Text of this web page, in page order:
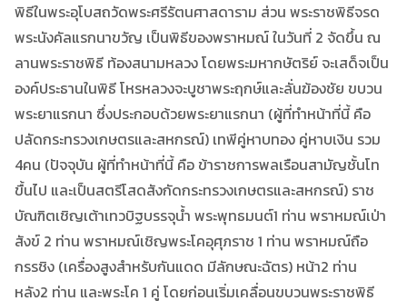
พิธีในพระอุโบสถวัดพระศรีรัตนศาสดาราม ส่วน พระราชพิธีจรด
พระนังคัลแรกนาขวัญ เป็นพิธีของพราหมณ์ ในวันที่ 2 จัดขึ้น ณ
ลานพระราชพิธี ท้องสนามหลวง โดยพระมหากษัตริย์ จะเสด็จเป็น
องค์ประธานในพิธี โหรหลวงจะบูชาพระฤกษ์และลั่นฆ้องชัย ขบวน
พระยาแรกนา ซึ่งประกอบด้วยพระยาแรกนา (ผู้ที่ทำหน้าที่นี้ คือ
ปลัดกระทรวงเกษตรและสหกรณ์) เทพีคู่หาบทอง คู่หาบเงิน รวม
4คน (ปัจจุบัน ผู้ที่ทำหน้าที่นี้ คือ ข้าราชการพลเรือนสามัญชั้นโท
ขื้นไป และเป็นสตรีโสดสังกัดกระทรวงเกษตรและสหกรณ์) ราช
บัณฑิตเชิญเต้าเทวบิฐบรรจุน้ำ พระพุทธมนต์1 ท่าน พราหมณ์เป่า
สังข์ 2 ท่าน พราหมณ์เชิญพระโคอุศุภราช 1 ท่าน พราหมณ์ถือ
กรรชิง (เครื่องสูงสำหรับกันแดด มีลักษณะฉัตร) หน้า2 ท่าน
หลัง2 ท่าน และพระโค 1 คู่ โดยก่อนเริ่มเคลื่อนขบวนพระราชพิธี